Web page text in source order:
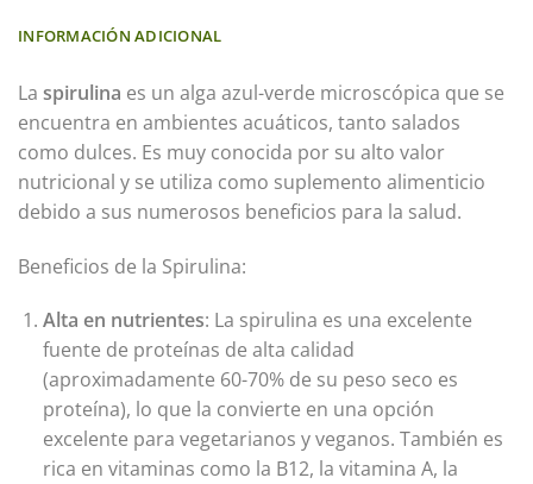
INFORMACIÓN ADICIONAL
La spirulina es un alga azul-verde microscópica que se
encuentra en ambientes acuáticos, tanto salados
como dulces. Es muy conocida por su alto valor
nutricional y se utiliza como suplemento alimenticio
debido a sus numerosos beneficios para la salud.
Beneficios de la Spirulina:
Alta en nutrientes: La spirulina es una excelente
fuente de proteínas de alta calidad
(aproximadamente 60-70% de su peso seco es
proteína), lo que la convierte en una opción
excelente para vegetarianos y veganos. También es
rica en vitaminas como la B12, la vitamina A, la